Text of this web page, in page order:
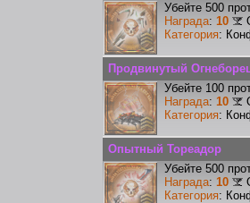
Убейте 500
Награда: 10
Категория:
Продвинутый
Убейте 100
Награда: 10
Категория:
Опытный Тореадор
Убейте 500
Награда: 10
Категория: